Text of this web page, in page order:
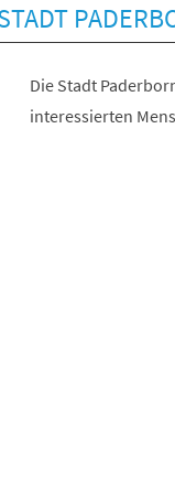
Die Stadt
interessierten